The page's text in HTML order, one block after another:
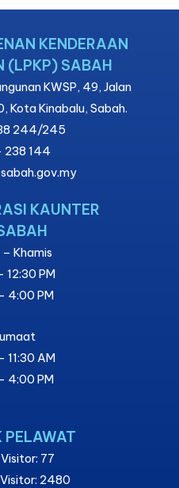
KENDERAAN
(LPKP) SABAH
KWSP, 49, Jalan
Kota Kinabalu, Sabah.
244/245
238 144
KAUNTER
– Khamis
12:30 PM
4:00 PM
11:30 AM
4:00 PM
PELAWAT
77
2480